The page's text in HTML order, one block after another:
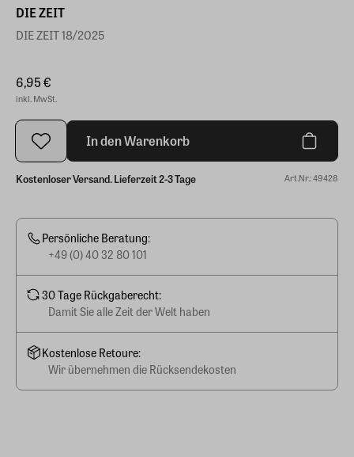
DIE ZEIT
DIE ZEIT 18/2025
6,95 €
inkl. MwSt.
In den Warenkorb
Kostenloser Versand. Lieferzeit 2-3 Tage Art.Nr.: 49428
Persönliche Beratung:
+49 (0) 40 32 80 101
30 Tage Rückgaberecht:
Damit Sie alle Zeit der Welt haben
Kostenlose Retoure:
Wir übernehmen die Rücksendekosten